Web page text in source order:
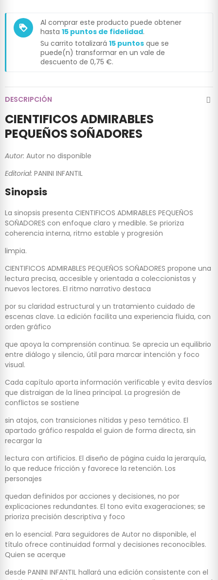
loyalty
Al comprar este producto puede obtener
hasta 15 puntos de fidelidad.
Su carrito totalizará 15 puntos que se
puede(n) transformar en un vale de
descuento de 0,75 €.
DESCRIPCIÓN
CIENTIFICOS ADMIRABLES
PEQUEÑOS SOÑADORES
Autor: Autor no disponible
Editorial: PANINI INFANTIL
Sinopsis
La sinopsis presenta CIENTIFICOS ADMIRABLES PEQUEÑOS
SOÑADORES con enfoque claro y medible. Se prioriza
coherencia interna, ritmo estable y progresión
limpia.
CIENTIFICOS ADMIRABLES PEQUEÑOS SOÑADORES propone una
lectura precisa, accesible y orientada a coleccionistas y
nuevos lectores. El ritmo narrativo destaca
por su claridad estructural y un tratamiento cuidado de
escenas clave. La edición facilita una experiencia fluida, con
orden gráfico
que apoya la comprensión continua. Se aprecia un equilibrio
entre diálogo y silencio, útil para marcar intención y foco
visual.
Cada capítulo aporta información verificable y evita desvíos
que distraigan de la línea principal. La progresión de
conflictos se sostiene
sin atajos, con transiciones nítidas y peso temático. El
apartado gráfico respalda el guion de forma directa, sin
recargar la
lectura con artificios. El diseño de página cuida la jerarquía,
lo que reduce fricción y favorece la retención. Los
personajes
quedan definidos por acciones y decisiones, no por
explicaciones redundantes. El tono evita exageraciones; se
prioriza precisión descriptiva y foco
en lo esencial. Para seguidores de Autor no disponible, el
título ofrece continuidad formal y decisiones reconocibles.
Quien se acerque
desde PANINI INFANTIL hallará una edición consistente con el